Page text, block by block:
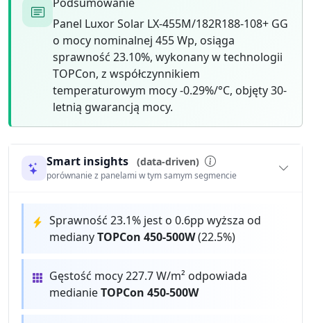
Panel Luxor Solar LX-455M/182R188-108+ GG
o mocy nominalnej 455 Wp, osiąga
sprawność 23.10%, wykonany w technologii
TOPCon, z współczynnikiem
temperaturowym mocy -0.29%/°C, objęty 30-
letnią gwarancją mocy.
Smart insights (data-driven)
porównanie z panelami w tym samym segmencie
Sprawność 23.1% jest o 0.6pp wyższa od
medianyTOPCon 450-500W(22.5%)
Gęstość mocy 227.7 W/m² odpowiada
medianieTOPCon 450-500W